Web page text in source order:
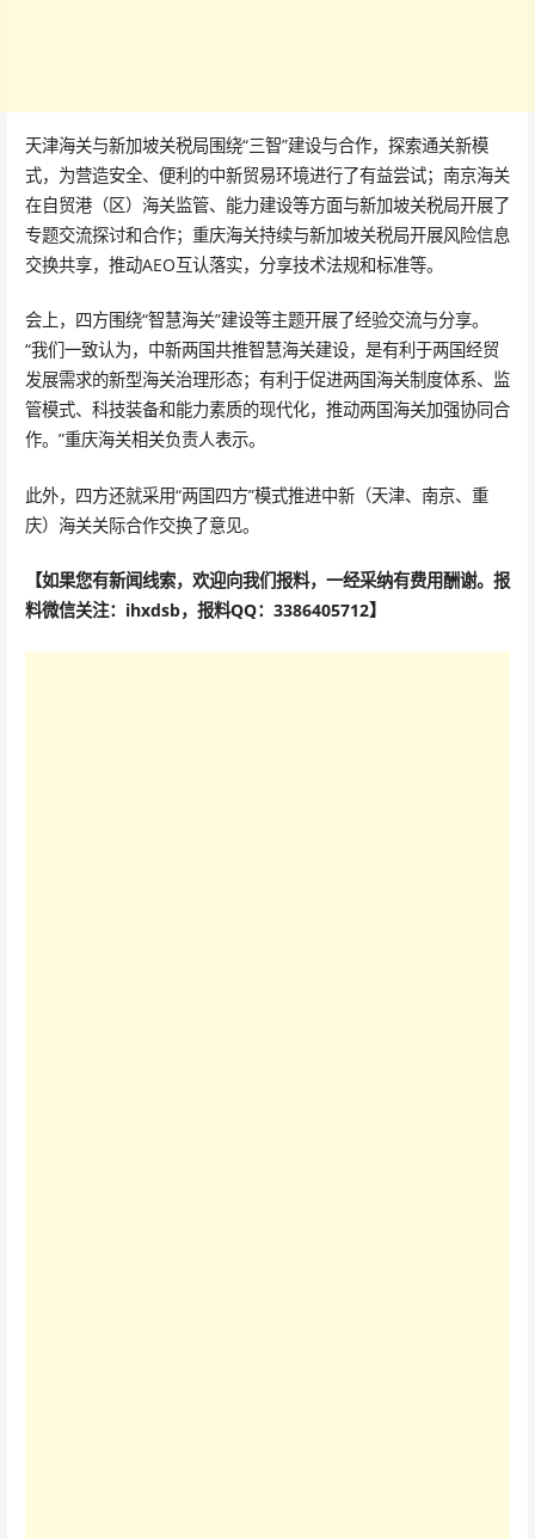
天津海关与新加坡关税局围绕“三智”建设与合作，探索通关新模
式，为营造安全、便利的中新贸易环境进行了有益尝试；南京海关
在自贸港（区）海关监管、能力建设等方面与新加坡关税局开展了
专题交流探讨和合作；重庆海关持续与新加坡关税局开展风险信息
交换共享，推动AEO互认落实，分享技术法规和标准等。
会上，四方围绕“智慧海关”建设等主题开展了经验交流与分享。
“我们一致认为，中新两国共推智慧海关建设，是有利于两国经贸
发展需求的新型海关治理形态；有利于促进两国海关制度体系、监
管模式、科技装备和能力素质的现代化，推动两国海关加强协同合
作。”重庆海关相关负责人表示。
此外，四方还就采用“两国四方”模式推进中新（天津、南京、重
庆）海关关际合作交换了意见。
【如果您有新闻线索，欢迎向我们报料，一经采纳有费用酬谢。报
料微信关注：ihxdsb，报料QQ：3386405712】